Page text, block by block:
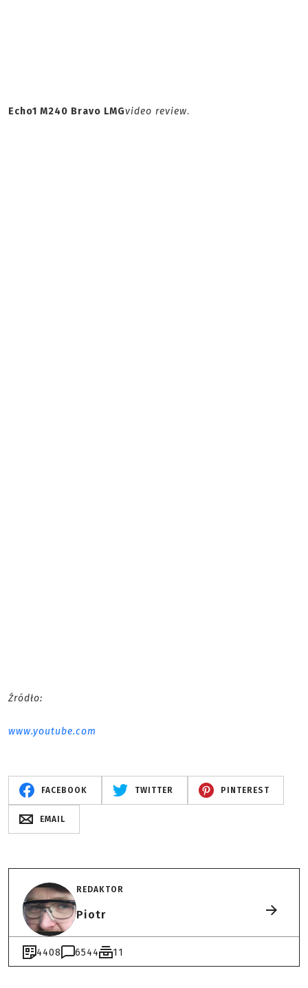
Echo1 M240 Bravo LMGvideo review.
Źródło:
www.youtube.com
FACEBOOK TWITTER PINTEREST
EMAIL
REDAKTOR
Piotr
4408 6544 11